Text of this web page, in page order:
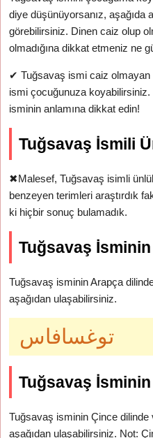
diye düşünüyorsanız, aşağıda
görebilirsiniz. Dinen caiz olup
olmadığına dikkat etmeniz ne
✔ Tuğsavaş ismi caiz
ismi çocuğunuza
isminin anlamına dikkat edin!
Tuğsavaş İsmili
✖Malesef, Tuğsavaş isimli
benzeyen terimleri araştırdık
ki hiçbir sonuç bulamadık.
Tuğsavaş İsminin
Tuğsavaş isminin Arapça
aşağıdan ulaşabilirsiniz.
توغسافاس
Tuğsavaş İsminin
Tuğsavaş isminin Çince dilinde
aşağıdan ulaşabilirsiniz. Not: